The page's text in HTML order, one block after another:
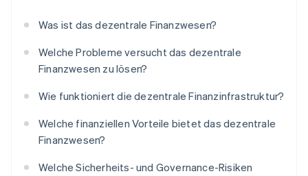
Was ist das dezentrale Finanzwesen?
Welche Probleme versucht das dezentrale
Finanzwesen zu lösen?
Wie funktioniert die dezentrale Finanzinfrastruktur?
Welche finanziellen Vorteile bietet das dezentrale
Finanzwesen?
Welche Sicherheits- und Governance-Risiken